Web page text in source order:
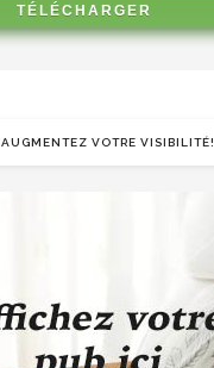
AUGMENTEZ VOTRE VISIBILITÉ!